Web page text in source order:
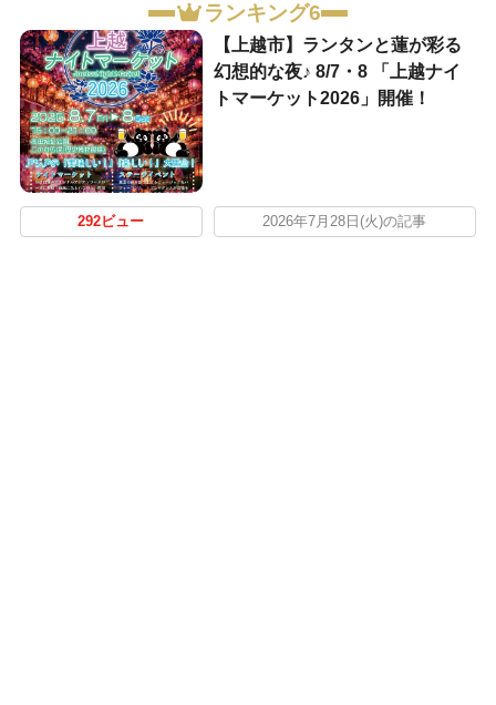
ランキング6
【上越市】ランタンと蓮が彩る
幻想的な夜♪ 8/7・8 「上越ナイ
トマーケット2026」開催！
292ビュー 2026年7月28日(火)の記事